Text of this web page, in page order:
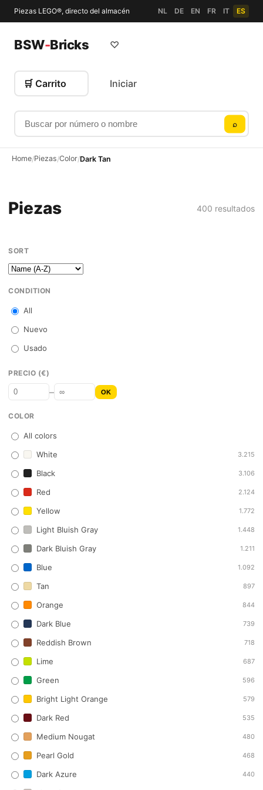
Piezas LEGO®, directo del almacén NL DE EN FR IT ES
BSW-Bricks
Buscar por número o nombre
⌕
♡
🛒 Carrito Iniciar
Home/Piezas/Color/Dark Tan
Piezas 400 resultados
SORT
CONDITION
All
Nuevo
Usado
PRECIO (€)
– OK
COLOR
All colors
White
3.215
Black 3.106
Red 2.124
Yellow 1.772
Light Bluish Gray 1.448
Dark Bluish Gray 1.211
Blue 1.092
Tan 897
Orange 844
Dark Blue 739
Reddish Brown 718
Lime 687
Green 596
Bright Light Orange 579
Dark Red 535
Medium Nougat 480
Pearl Gold 468
Dark Azure 440